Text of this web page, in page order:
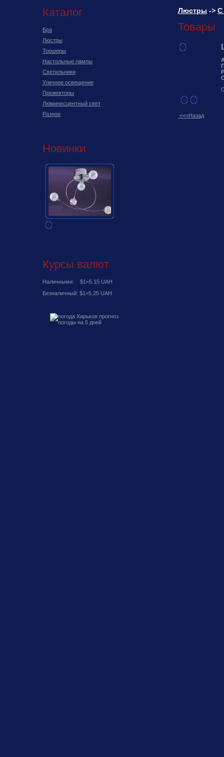
Каталог
Бра
Люстры
Торшеры
Настольные лампы
Светильники
Уличное освещение
Прожекторы
Люминесцентный свет
Разное
Новинки
Курсы валют
Наличными: $1=5.15 UAH
Безналичный: $1=5.25 UAH
Люстры -> С
Товары
<<<Назад